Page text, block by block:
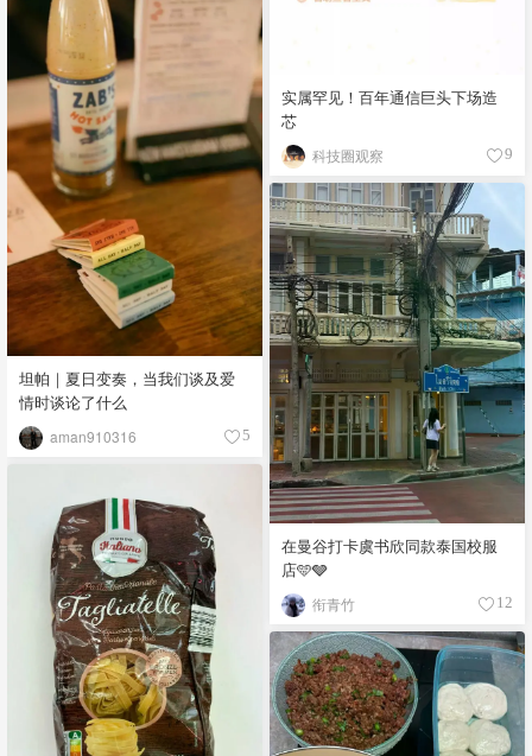
实属罕见！百年通信巨头下场造
芯
科技圈观察 9
坦帕｜夏日变奏，当我们谈及爱
情时谈论了什么
aman910316 5
在曼谷打卡虞书欣同款泰国校服
店🩵🩶
衔青竹 12